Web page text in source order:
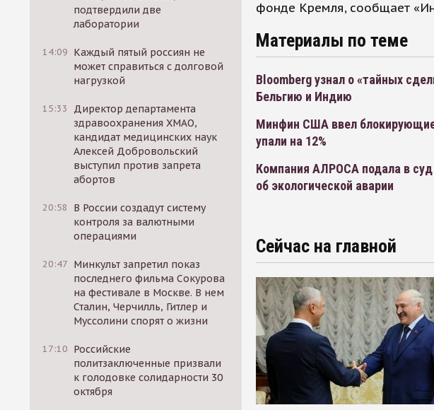
подтвердили две
лаборатории
14:09 Каждый пятый россиян не
может справиться с долговой
нагрузкой
15:33
Директор департамента
здравоохранения ХМАО,
кандидат медицинских наук
Алексей Добровольский
выступил против запрета
абортов
20:58
В России создадут систему
контроля за валютными
операциями
20:47 Минкульт запретил показ
последнего фильма Сокурова
на фестивале в Москве. В нем
Сталин, Черчилль, Гитлер и
Муссолини спорят о жизни
17:10 Российские
политзаключенные призвали
к голодовке солидарности 30
октября
фонде Кремля, сообщает
Материалы по теме
Bloomberg узнал о «тайных
Бельгию и Индию
Минфин США ввел
упали на 12%
Компания АЛРОСА подала в суд
об экологической аварии
Сейчас на главной